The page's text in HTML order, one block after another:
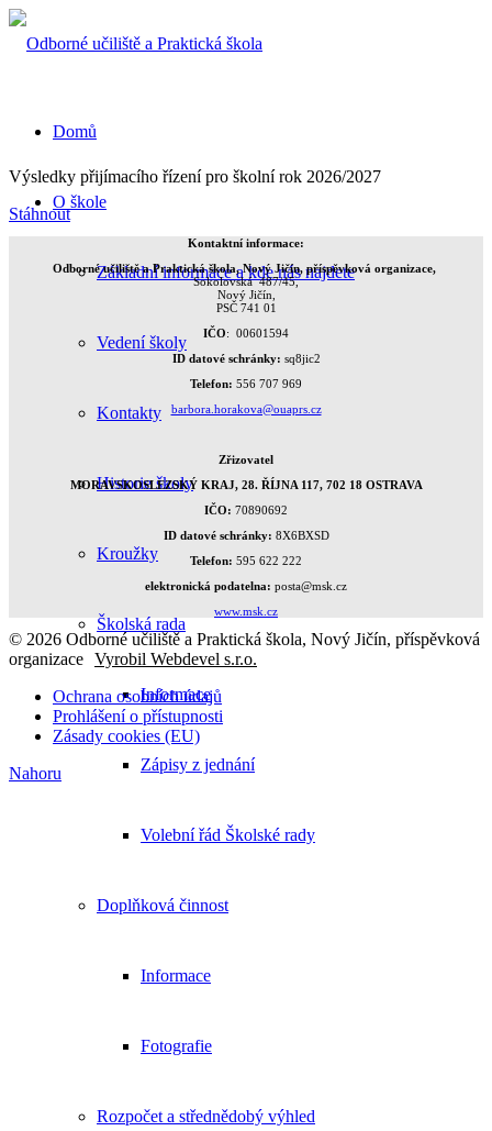
Domů
O škole
Základní informace a kde nás najdete
Vedení školy
Kontakty
Historie školy
Kroužky
Školská rada
Informace
Zápisy z jednání
Volební řád Školské rady
Doplňková činnost
Informace
Fotografie
Rozpočet a střednědobý výhled
Výsledky přijímacího řízení pro školní rok 2026/2027
Stáhnout
Kontaktní informace:
Odborné učiliště a Praktická škola, Nový Jičín, příspěvková organizace,
Sokolovská 487/45,
Nový Jičín,
PSČ 741 01
IČO: 00601594
ID datové schránky: sq8jic2
Telefon: 556 707 969
barbora.horakova@ouaprs.cz
Zřizovatel
MORAVSKOSLEZSKÝ KRAJ, 28. ŘÍJNA 117, 702 18 OSTRAVA
IČO: 70890692
ID datové schránky: 8X6BXSD
Telefon: 595 622 222
elektronická podatelna: posta@msk.cz
www.msk.cz
© 2026 Odborné učiliště a Praktická škola, Nový Jičín, příspěvková
organizace Vyrobil Webdevel s.r.o.
Ochrana osobních údajů
Prohlášení o přístupnosti
Zásady cookies (EU)
Nahoru